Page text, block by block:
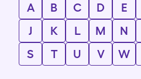
A B C D E
J
K L M N
S
T U V W